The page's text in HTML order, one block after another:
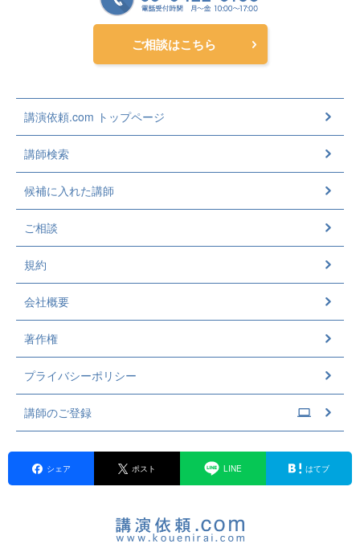
ご相談はこちら
講演依頼.com トップページ
講師検索
候補に入れた講師
ご相談
規約
会社概要
著作権
プライバシーポリシー
講師のご登録
シェア ポスト LINE はてブ